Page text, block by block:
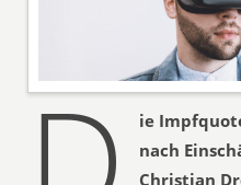
ie
nach
Christian